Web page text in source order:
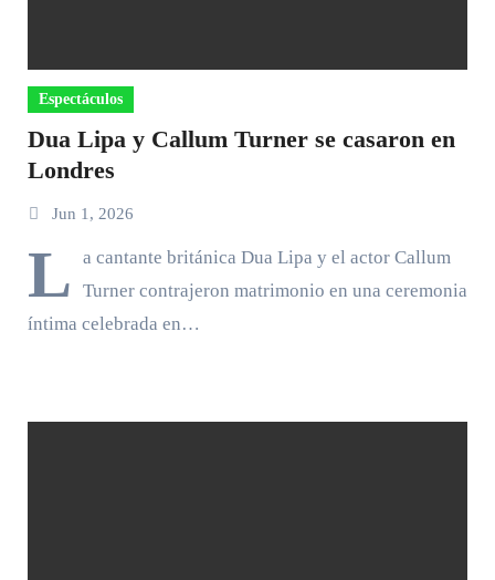
Espectáculos
Dua Lipa y Callum Turner se casaron en
Londres
Jun 1, 2026
L
a cantante británica Dua Lipa y el actor Callum
Turner contrajeron matrimonio en una ceremonia
íntima celebrada en…